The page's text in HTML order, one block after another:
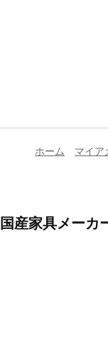
ホーム マイア
国産家具メーカ